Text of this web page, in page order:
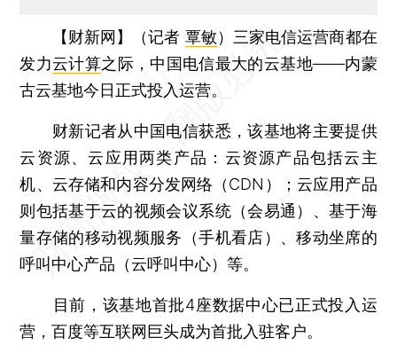
【财新网】（记者 覃敏） 三家电信运营商都在
发力云计算之际，中国电信最大的云基地——内蒙
古云基地今日正式投入运营。
财新记者从中国电信获悉，该基地将主要提供
云资源、云应用两类产品：云资源产品包括云主
机、云存储和内容分发网络（CDN）；云应用产品
则包括基于云的视频会议系统（会易通）、基于海
量存储的移动视频服务（手机看店）、移动坐席的
呼叫中心产品（云呼叫中心）等。
目前，该基地首批4座数据中心已正式投入运
营，百度等互联网巨头成为首批入驻客户。